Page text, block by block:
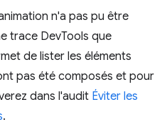
n'a pas pu être
trace DevTools que
de lister les éléments
pas été composés et pour
dans l'audit Éviter les
.